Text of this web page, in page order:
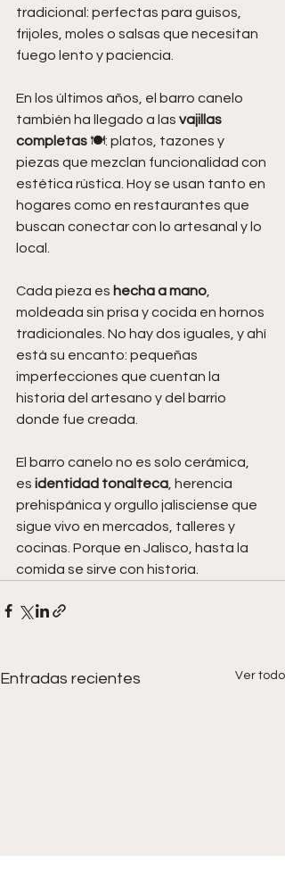
tradicional: perfectas para guisos,
frijoles, moles o salsas que necesitan
fuego lento y paciencia.
En los últimos años, el barro canelo
también ha llegado a las vajillas
completas 🍽️: platos, tazones y
piezas que mezclan funcionalidad con
estética rústica. Hoy se usan tanto en
hogares como en restaurantes que
buscan conectar con lo artesanal y lo
local.
Cada pieza es hecha a mano,
moldeada sin prisa y cocida en hornos
tradicionales. No hay dos iguales, y ahí
está su encanto: pequeñas
imperfecciones que cuentan la
historia del artesano y del barrio
donde fue creada.
El barro canelo no es solo cerámica,
es identidad tonalteca, herencia
prehispánica y orgullo jalisciense que
sigue vivo en mercados, talleres y
cocinas. Porque en Jalisco, hasta la
comida se sirve con historia.
Entradas recientes Ver todo